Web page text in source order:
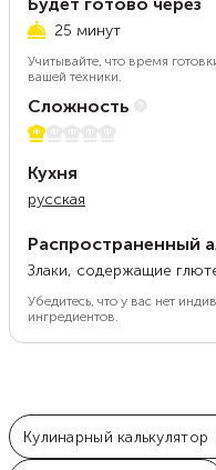
25 минут
Учитывайте, что время
вашей техники.
Сложность
1 из 5
Кухня
русская
Распространенный
Злаки, содержащие
Убедитесь, что у вас нет
ингредиентов.
Кулинарный калькулятор